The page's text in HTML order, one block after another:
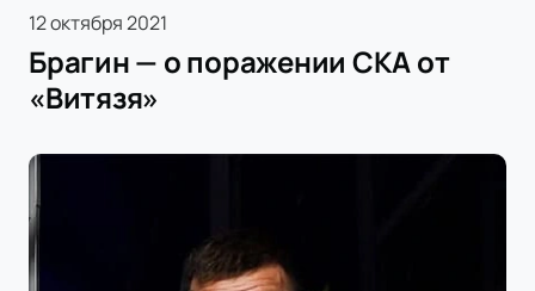
12 октября 2021
Брагин — о поражении СКА от
«Витязя»